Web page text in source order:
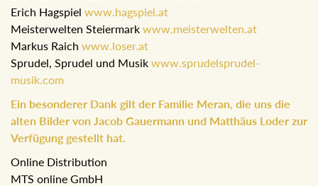
Erich Hagspiel www.hagspiel.at
Meisterwelten Steiermark www.meisterwelten.at
Markus Raich www.loser.at
Sprudel, Sprudel und Musik www.sprudelsprudel-
musik.com
Ein besonderer Dank gilt der Familie Meran, die uns die
alten Bilder von Jacob Gauermann und Matthäus Loder zur
Verfügung gestellt hat.
Online Distribution
MTS online GmbH